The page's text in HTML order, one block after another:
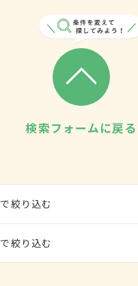
検索フォームに戻る
で絞り込む
で絞り込む